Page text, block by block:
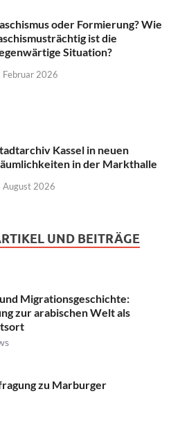
oder Formierung? Wie
ist die
Situation?
Februar 2026
Kassel in neuen
in der Markthalle
August 2026
UND BEITRÄGE
Migrationsgeschichte:
zur arabischen Welt als
zu Marburger